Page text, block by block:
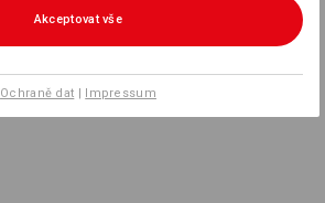
Akceptovat vše
Ochraně dat | Impressum